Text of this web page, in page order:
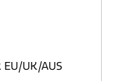
UK/AUS